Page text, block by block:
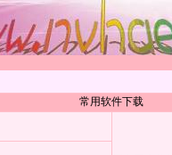
常用软件下载